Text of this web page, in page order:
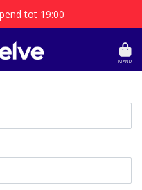
tot 19:00
MAND